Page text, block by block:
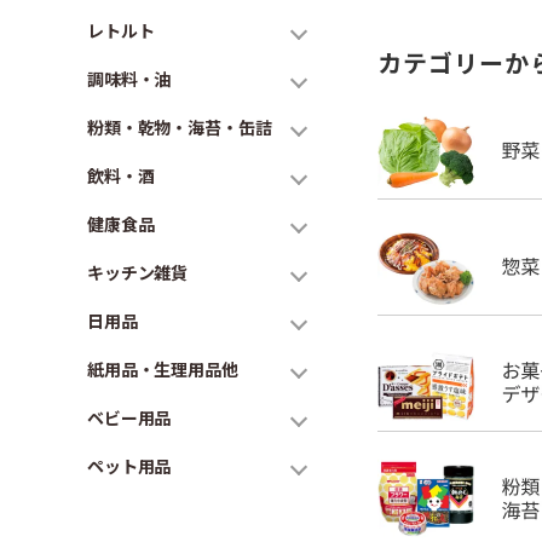
レトルト
調味料・油
粉類・乾物・海苔・缶詰
飲料・酒
健康食品
キッチン雑貨
日用品
紙用品・生理用品他
ベビー用品
ペット用品
カテゴリーか